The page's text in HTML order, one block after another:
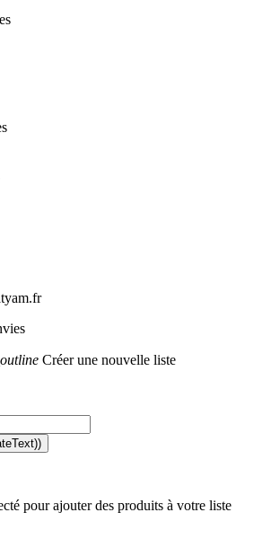
Créer une nouvelle liste
pour ajouter des produits à votre liste